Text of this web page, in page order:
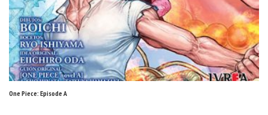
One Piece: Episode A